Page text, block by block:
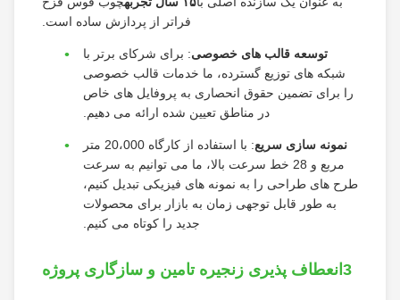
فراتر از پردازش ساده است.
توسعه قالب های خصوصی: برای شرکای برتر با
شبکه های توزیع گسترده، ما خدمات قالب خصوصی
را برای تضمین حقوق انحصاری به پروفایل های خاص
در مناطق تعیین شده ارائه می دهیم.
نمونه سازی سریع
: با استفاده از کارگاه 20،000 متر
مربع و 28 خط سرعت بالا، ما می توانیم به سرعت
طرح های طراحی را به نمونه های فیزیکی تبدیل کنیم،
به طور قابل توجهی زمان به بازار برای محصولات
جدید را کوتاه می کنیم.